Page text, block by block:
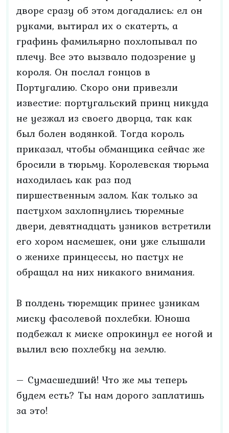
дворе сразу об этом догадались: ел он
руками, вытирал их о скатерть, а
графинь фамильярно похлопывал по
плечу. Все это вызвало подозрение у
короля. Он послал гонцов в
Португалию. Скоро они привезли
известие: португальский принц никуда
не уезжал из своего дворца, так как
был болен водянкой. Тогда король
приказал, чтобы обманщика сейчас же
бросили в тюрьму. Королевская тюрьма
находилась как раз под
пиршественным залом. Как только за
пастухом захлопнулись тюремные
двери, девятнадцать узников встретили
его хором насмешек, они уже слышали
о женихе принцессы, но пастух не
обращал на них никакого внимания.
В полдень тюремщик принес узникам
миску фасолевой похлебки. Юноша
подбежал к миске опрокинул ее ногой и
вылил всю похлебку на землю.
– Сумасшедший! Что же мы теперь
будем есть? Ты нам дорого заплатишь
за это!